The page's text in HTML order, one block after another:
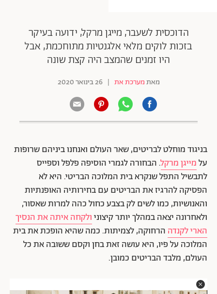
הדוכסית לשעבר, מייגן מרקל, ידועה בעיקר
בזכות לוקים מלאי אלגנטיות מתוחכמת, אבל
היו זמנים שהמצב היה קצת שונה
מאתמערכת את | 26 בינואר 2020
בניגוד מוחלט לבריטים, שאר העולם ואנחנו ביניהם שרופות
עלמייגן מרקל. הבחורה לגמרי הוסיפה פלפל וספייס
לתבשיל התפל שנקרא בית המלוכה הבריטי. היא לא
הפסיקה להרגיז את הבריטים עם בחירותיה האופנתיות
והאנושיות, כמו לשים לק בצבע כחול כהה למרות שאסור,
ולאחרונה יצאה במהלך יותר קיצוניולקחה איתה את הנסיך
הארי לקנדה הרחוקה, לצמיתות. כמה שהיא הופכת את בית
המלוכה על פיו, היא עושה זאת בחן וקסם ששובה את כל
העולם, מלבד הבריטים כמובן.